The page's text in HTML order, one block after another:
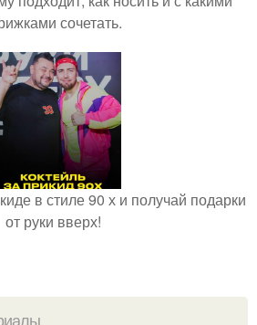
сочетать.
в стиле 90 х и получай подарки
от руки вверх!